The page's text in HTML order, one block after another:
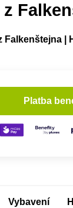
Falkenštejna |
Platba
Vybavení